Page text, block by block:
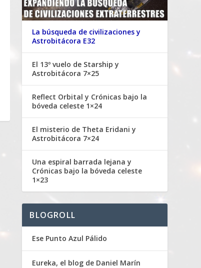
La búsqueda de civilizaciones y
Astrobitácora E32
El 13º vuelo de Starship y
Astrobitácora 7×25
Reflect Orbital y Crónicas bajo la
bóveda celeste 1×24
El misterio de Theta Eridani y
Astrobitácora 7×24
Una espiral barrada lejana y
Crónicas bajo la bóveda celeste
1×23
BLOGROLL
Ese Punto Azul Pálido
Eureka, el blog de Daniel Marín